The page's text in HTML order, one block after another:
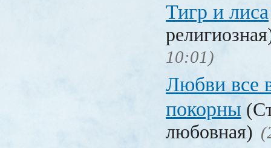
Тигр и лиса
10:01)
Любви все
покорны
любовная)